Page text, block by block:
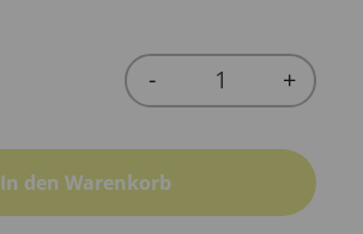
Quantity
- +
In den Warenkorb